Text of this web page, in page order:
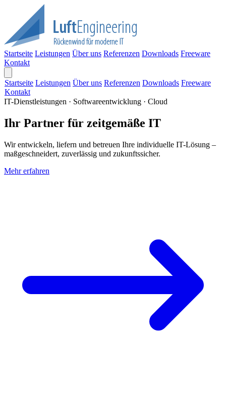
Startseite Leistungen Über uns Referenzen Downloads Freeware
Kontakt
Startseite Leistungen Über uns Referenzen Downloads Freeware
Kontakt
IT-Dienstleistungen · Softwareentwicklung · Cloud
Ihr Partner für zeitgemäße IT
Wir entwickeln, liefern und betreuen Ihre individuelle IT-Lösung –
maßgeschneidert, zuverlässig und zukunftssicher.
Mehr erfahren